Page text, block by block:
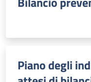
Piano degli